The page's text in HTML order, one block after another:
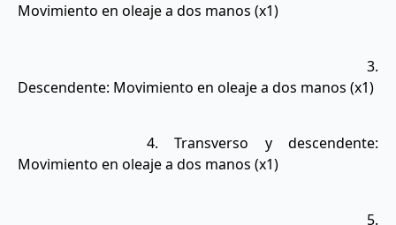
Movimiento en oleaje a dos manos (x1)
3.
Descendente: Movimiento en oleaje a dos manos (x1)
4. Transverso y descendente:
Movimiento en oleaje a dos manos (x1)
5.